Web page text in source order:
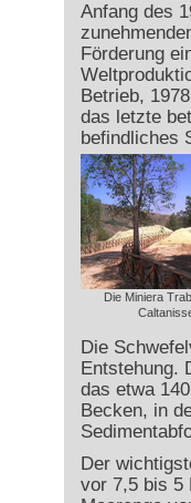
Anfang des
Förderung
Betrieb,
das letzte
befindliches
Die Miniera
Die
Entstehung.
das etwa
Becken, in
Der
vor 7,5 bis 5